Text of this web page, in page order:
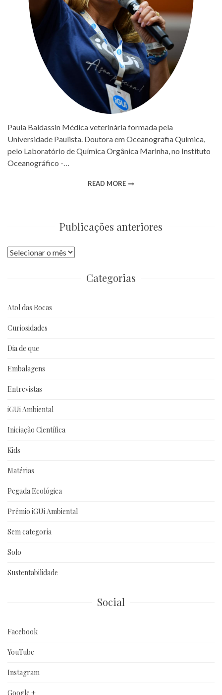
Paula Baldassin Médica veterinária formada pela
Universidade Paulista. Doutora em Oceanografia Química,
pelo Laboratório de Química Orgânica Marinha, no Instituto
Oceanográfico -…
READ MORE
Publicações anteriores
Publicações
Categorias
Atol das Rocas
Curiosidades
Dia de que
Embalagens
Entrevistas
iGUi Ambiental
Iniciação Científica
Kids
Matérias
Pegada Ecológica
Prêmio iGUi Ambiental
Sem categoria
Solo
Sustentabilidade
Social
Facebook
YouTube
Instagram
Google +